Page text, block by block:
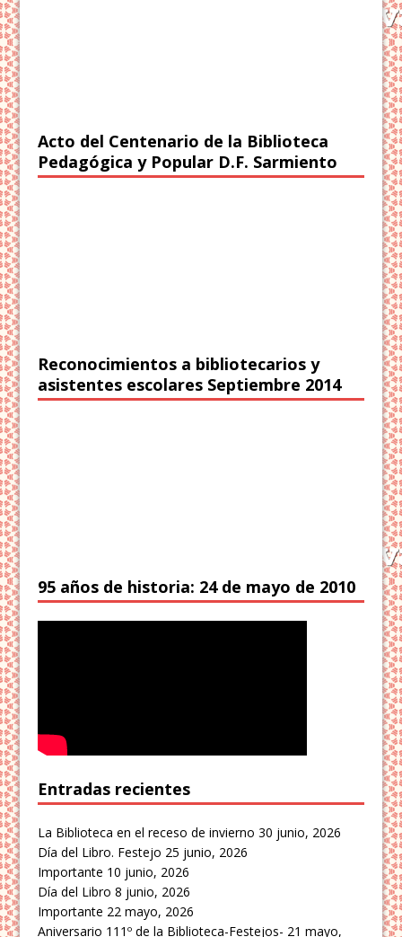
Acto del Centenario de la Biblioteca
Pedagógica y Popular D.F. Sarmiento
Reconocimientos a bibliotecarios y
asistentes escolares Septiembre 2014
95 años de historia: 24 de mayo de 2010
Entradas recientes
La Biblioteca en el receso de invierno 30 junio, 2026
Día del Libro. Festejo 25 junio, 2026
Importante 10 junio, 2026
Día del Libro 8 junio, 2026
Importante 22 mayo, 2026
Aniversario 111º de la Biblioteca-Festejos- 21 mayo,